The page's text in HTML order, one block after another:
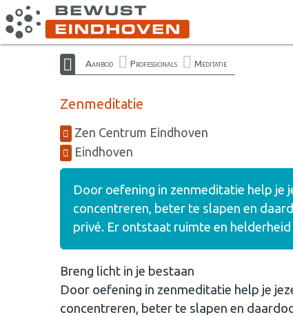
Aanbod Professionals Meditatie
Zenmeditatie
Zen Centrum Eindhoven
Eindhoven
Door oefening in zenmeditatie help je
concentreren, beter te slapen en
privé. Er ontstaat ruimte en
Breng licht in je bestaan
Door oefening in zenmeditatie help je
concentreren, beter te slapen en